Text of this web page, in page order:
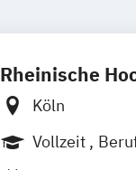
Rheinische
Köln
Vollzeit